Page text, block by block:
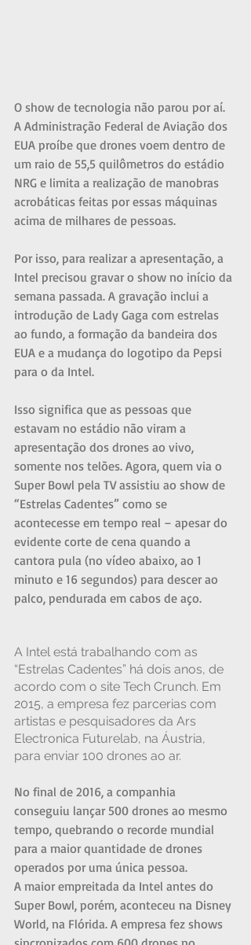
O show de tecnologia não parou por aí.
A Administração Federal de Aviação dos
EUA proíbe que drones voem dentro de
um raio de 55,5 quilômetros do estádio
NRG e limita a realização de manobras
acrobáticas feitas por essas máquinas
acima de milhares de pessoas.
Por isso, para realizar a apresentação, a
Intel precisou gravar o show no início da
semana passada. A gravação inclui a
introdução de Lady Gaga com estrelas
ao fundo, a formação da bandeira dos
EUA e a mudança do logotipo da Pepsi
para o da Intel.
Isso significa que as pessoas que
estavam no estádio não viram a
apresentação dos drones ao vivo,
somente nos telões. Agora, quem via o
Super Bowl pela TV assistiu ao show de
“Estrelas Cadentes” como se
acontecesse em tempo real – apesar do
evidente corte de cena quando a
cantora pula (no vídeo abaixo, ao 1
minuto e 16 segundos) para descer ao
palco, pendurada em cabos de aço.
A Intel está trabalhando com as
“Estrelas Cadentes” há dois anos, de
acordo com o site Tech Crunch. Em
2015, a empresa fez parcerias com
artistas e pesquisadores da Ars
Electronica Futurelab, na Áustria,
para enviar 100 drones ao ar.
No final de 2016, a companhia
conseguiu lançar 500 drones ao mesmo
tempo, quebrando o recorde mundial
para a maior quantidade de drones
operados por uma única pessoa.
A maior empreitada da Intel antes do
Super Bowl, porém, aconteceu na Disney
World, na Flórida. A empresa fez shows